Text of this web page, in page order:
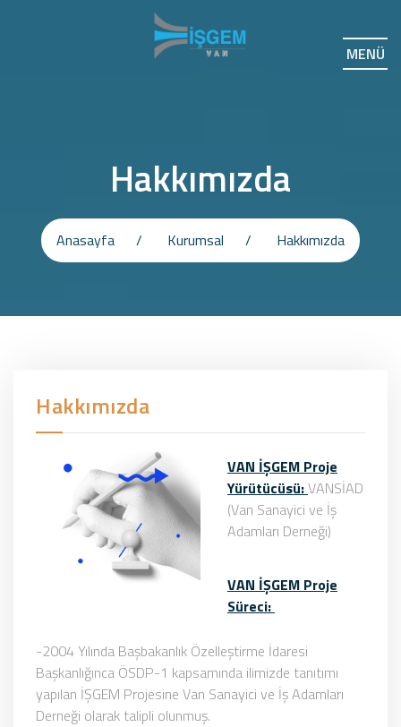
MENÜ
Hakkımızda
Anasayfa Kurumsal Hakkımızda
Hakkımızda
VAN İŞGEM Proje
Yürütücüsü:VANSİAD
(Van Sanayici ve İş
Adamları Derneği)
VAN İŞGEM Proje
Süreci:
-2004 Yılında Başbakanlık Özelleştirme İdaresi
Başkanlığınca ÖSDP-1 kapsamında ilimizde tanıtımı
yapılan İŞGEM Projesine Van Sanayici ve İş Adamları
Derneği olarak talipli olunmuş.